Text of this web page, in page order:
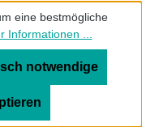
eine bestmögliche
Informationen ...
notwendige